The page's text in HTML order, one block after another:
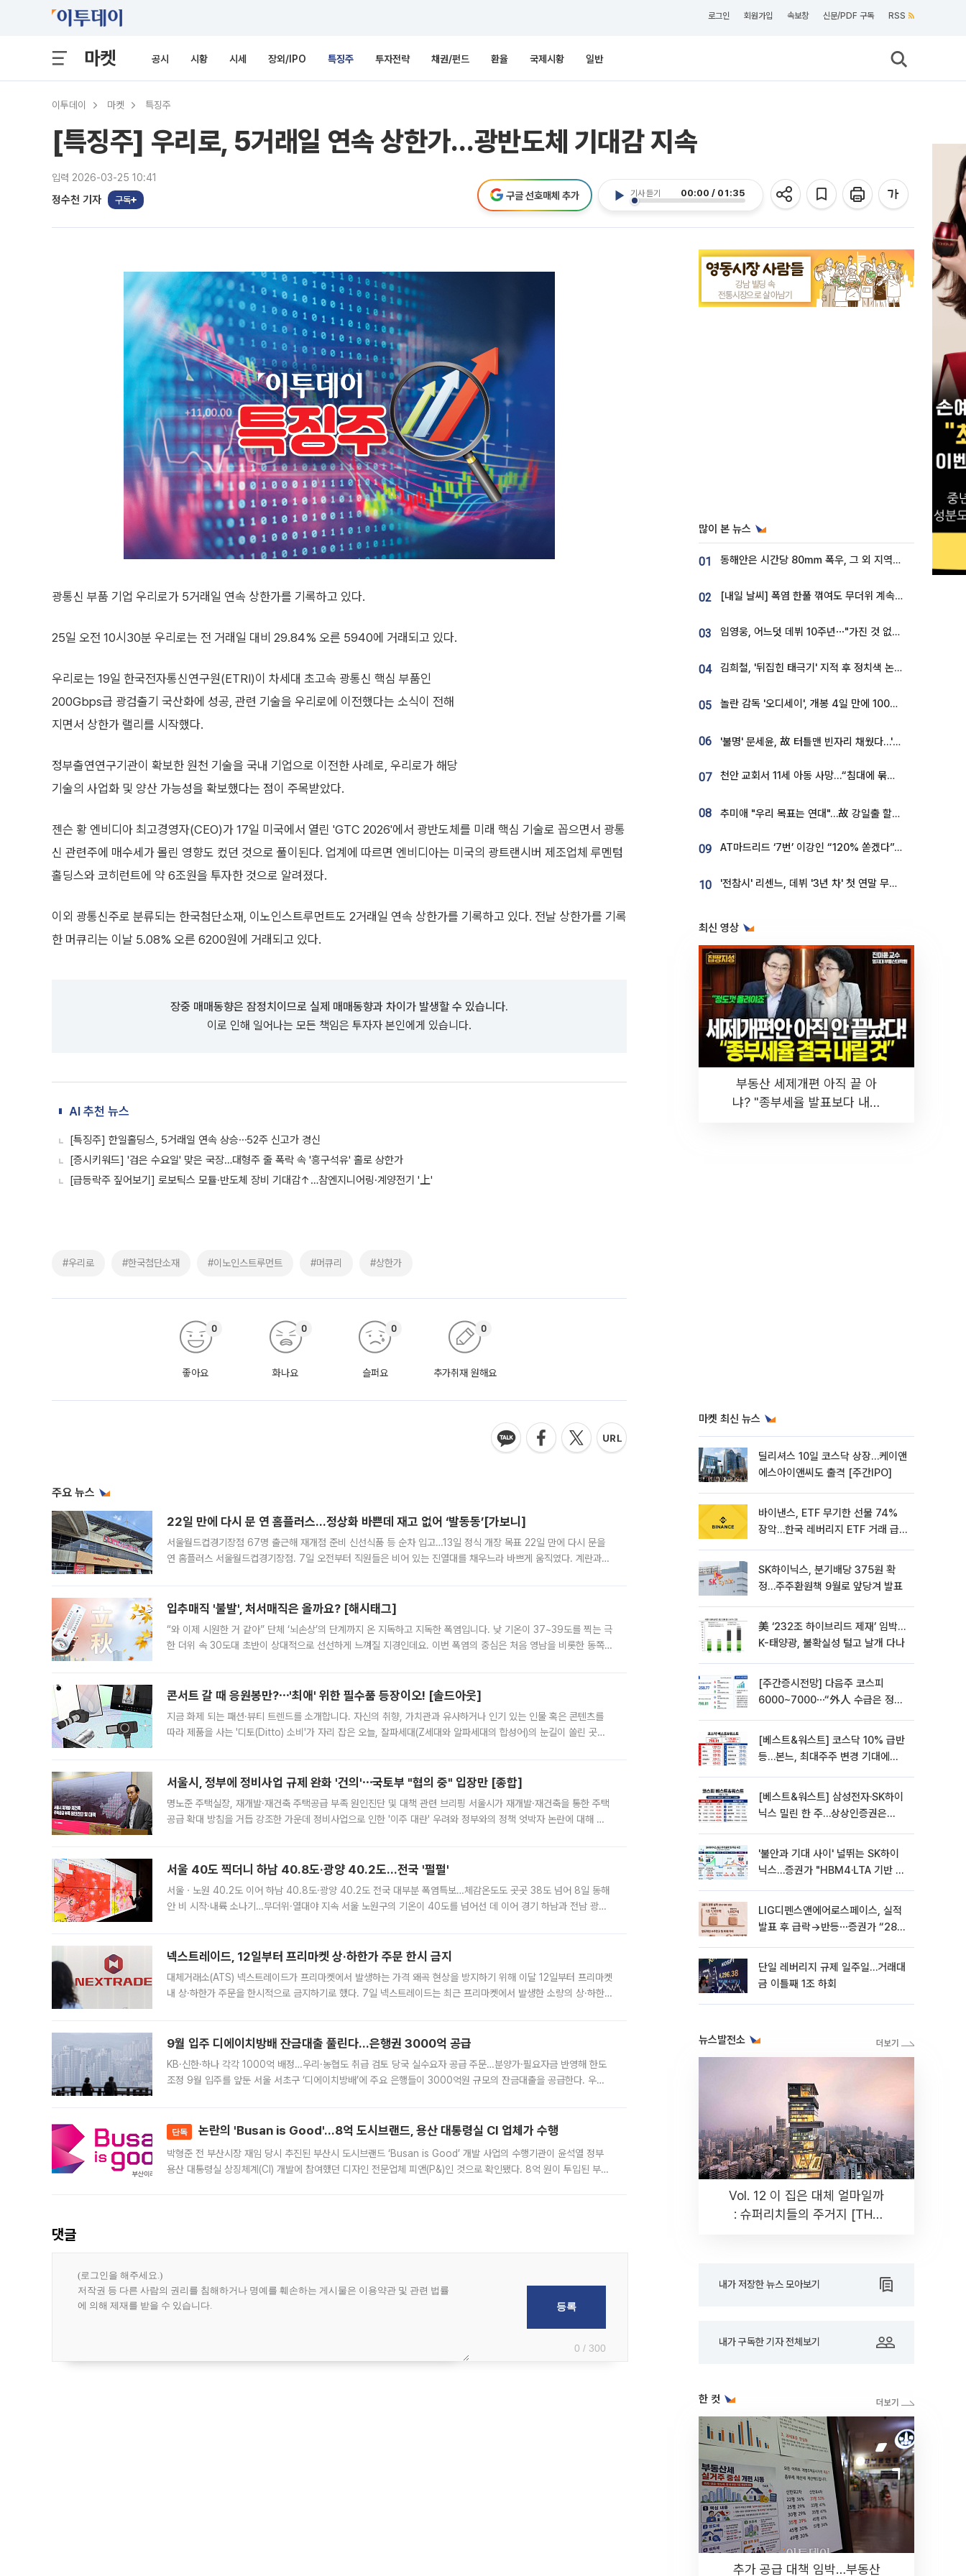
로그인 회원가입 속보창 신문/PDF 구독 RSS
마켓 공시 시황 시세 장외/IPO 특징주 투자전략 채권/펀드 환율 국제시황 일반
이투데이 마켓 특징주
[특징주] 우리로, 5거래일 연속 상한가…광반도체 기대감 지속
입력 2026-03-25 10:41
정수천 기자 구독
기사 듣기 00:00 / 01:35
구글 선호매체 추가
광통신 부품 기업 우리로가 5거래일 연속 상한가를 기록하고 있다.
25일 오전 10시30분 우리로는 전 거래일 대비 29.84% 오른 5940에 거래되고 있다.
우리로는 19일 한국전자통신연구원(ETRI)이 차세대 초고속 광통신 핵심 부품인
200Gbps급 광검출기 국산화에 성공, 관련 기술을 우리로에 이전했다는 소식이 전해
지면서 상한가 랠리를 시작했다.
정부출연연구기관이 확보한 원천 기술을 국내 기업으로 이전한 사례로, 우리로가 해당
기술의 사업화 및 양산 가능성을 확보했다는 점이 주목받았다.
젠슨 황 엔비디아 최고경영자(CEO)가 17일 미국에서 열린 'GTC 2026'에서 광반도체를 미래 핵심 기술로 꼽으면서 광통
신 관련주에 매수세가 몰린 영향도 컸던 것으로 풀이된다. 업계에 따르면 엔비디아는 미국의 광트랜시버 제조업체 루멘텀
홀딩스와 코히런트에 약 6조원을 투자한 것으로 알려졌다.
이외 광통신주로 분류되는 한국첨단소재, 이노인스트루먼트도 2거래일 연속 상한가를 기록하고 있다. 전날 상한가를 기록
한 머큐리는 이날 5.08% 오른 6200원에 거래되고 있다.
장중 매매동향은 잠정치이므로 실제 매매동향과 차이가 발생할 수 있습니다.
이로 인해 일어나는 모든 책임은 투자자 본인에게 있습니다.
AI 추천 뉴스
[특징주] 한일홀딩스, 5거래일 연속 상승⋯52주 신고가 경신
[증시키워드] '검은 수요일' 맞은 국장…대형주 줄 폭락 속 '흥구석유' 홀로 상한가
[급등락주 짚어보기] 로보틱스 모듈·반도체 장비 기대감↑…참엔지니어링·계양전기 '上'
#우리로 #한국첨단소재 #이노인스트루먼트 #머큐리 #상한가
좋아요
0
화나요
0
슬퍼요
0
추가취재 원해요
0
주요 뉴스
22일 만에 다시 문 연 홈플러스…정상화 바쁜데 재고 없어 ‘발동동’[가보니]
서울월드컵경기장점 67명 출근해 재개점 준비 신선식품 등 순차 입고…13일 정식 개장 목표 22일 만에 다시 문을
연 홈플러스 서울월드컵경기장점. 7일 오전부터 직원들은 비어 있는 진열대를 채우느라 바쁘게 움직였다. 계란과
입추매직 '불발', 처서매직은 올까요? [해시태그]
“와 이제 시원한 거 같아” 단체 ‘뇌손상’의 단계까지 온 지독하고 지독한 폭염입니다. 낮 기온이 37~39도를 찍는 극
한 더위 속 30도대 초반이 상대적으로 선선하게 느껴질 지경인데요. 이번 폭염의 중심은 처음 영남을 비롯한 동쪽
콘서트 갈 때 응원봉만?⋯'최애' 위한 필수품 등장이오! [솔드아웃]
지금 화제 되는 패션·뷰티 트렌드를 소개합니다. 자신의 취향, 가치관과 유사하거나 인기 있는 인물 혹은 콘텐츠를
따라 제품을 사는 '디토(Ditto) 소비'가 자리 잡은 오늘, 잘파세대(Z세대와 알파세대의 합성어)의 눈길이 쏠린 곳은
서울시, 정부에 정비사업 규제 완화 '건의'⋯국토부 "협의 중" 입장만 [종합]
명노준 주택실장, 재개발·재건축 주택공급 부족 원인진단 및 대책 관련 브리핑 서울시가 재개발·재건축을 통한 주택
공급 확대 방침을 거듭 강조한 가운데 정비사업으로 인한 '이주 대란' 우려와 정부와의 정책 엇박자 논란에 대해 정
서울 40도 찍더니 하남 40.8도·광양 40.2도…전국 '펄펄'
서울ㆍ노원 40.2도 이어 하남 40.8도·광양 40.2도 전국 대부분 폭염특보…체감온도도 곳곳 38도 넘어 8일 동해
안 비 시작·내륙 소나기…무더위·열대야 지속 서울 노원구의 기온이 40도를 넘어선 데 이어 경기 하남과 전남 광양
넥스트레이드, 12일부터 프리마켓 상·하한가 주문 한시 금지
대체거래소(ATS) 넥스트레이드가 프리마켓에서 발생하는 가격 왜곡 현상을 방지하기 위해 이달 12일부터 프리마켓
내 상·하한가 주문을 한시적으로 금지하기로 했다. 7일 넥스트레이드는 최근 프리마켓에서 발생한 소량의 상·하한
9월 입주 디에이치방배 잔금대출 풀린다…은행권 3000억 공급
KB·신한·하나 각각 1000억 배정…우리·농협도 취급 검토 당국 실수요자 공급 주문…분양가·필요자금 반영해 한도
조정 9월 입주를 앞둔 서울 서초구 ‘디에이치방배’에 주요 은행들이 3000억원 규모의 잔금대출을 공급한다. 우리
단독 논란의 'Busan is Good'…8억 도시브랜드, 용산 대통령실 CI 업체가 수행
박형준 전 부산시장 재임 당시 추진된 부산시 도시브랜드 ‘Busan is Good’ 개발 사업의 수행기관이 윤석열 정부
용산 대통령실 상징체계(CI) 개발에 참여했던 디자인 전문업체 피앤(P&)인 것으로 확인됐다. 8억 원이 투입된 부산
댓글
0 / 300
많이 본 뉴스
01 동해안은 시간당 80㎜ 폭우, 그 외 지역은 폭염…‘극과 극 날씨’
02 [내일 날씨] 폭염 한풀 꺾여도 무더위 계속⋯동해안 이틀 연속 비
03 임영웅, 어느덧 데뷔 10주년⋯"가진 것 없던 시절, 내 앞엔 20명의 팬뿐"
04 김희철, '뒤집힌 태극기' 지적 후 정치색 논란…"좌우 떠나 우리나라 국기"
05 놀란 감독 '오디세이', 개봉 4일 만에 100만 돌파⋯'왕사남' 보다 빠르다
06 '불명' 문세윤, 故 터틀맨 빈자리 채웠다…'거북이' 눈물의 최종 우승
07 천안 교회서 11세 아동 사망…“침대에 묶여 있었다” 진술 확보
08 추미애 "우리 목표는 연대"…故 강일출 할머니 흉상 제막
09 AT마드리드 ‘7번’ 이강인 “120% 쏟겠다”⋯시메오네 감독 “필요한 선수”
10 '전참시' 리센느, 데뷔 '3년 차' 첫 연말 무대 오른다⋯"그동안 섭외 안 와"
최신 영상
부동산 세제개편 아직 끝 아
냐? "종부세율 발표보다 내릴
마켓 최신 뉴스
딜리셔스 10일 코스닥 상장…케이앤
에스아이앤씨도 출격 [주간IPO]
바이낸스, ETF 무기한 선물 74%
장악…한국 레버리지 ETF 거래 급
SK하이닉스, 분기배당 375원 확
정…주주환원책 9월로 앞당겨 발표
美 ‘232조 하이브리드 제재’ 임박…
K-태양광, 불확실성 털고 날개 다나
[주간증시전망] 다음주 코스피
6000~7000⋯“外人 수급은 정책
[베스트&워스트] 코스닥 10% 급반
등…본느, 최대주주 변경 기대에
[베스트&워스트] 삼성전자·SK하이
닉스 밀린 한 주…상상인증권은
'불안과 기대 사이' 널뛰는 SK하이
닉스…증권가 "HBM4·LTA 기반 펀
LIG디펜스앤에어로스페이스, 실적
발표 후 급락→반등⋯증권가 “28년
단일 레버리지 규제 일주일…거래대
금 이틀째 1조 하회
뉴스발전소
Vol. 12 이 집은 대체 얼마일까
: 슈퍼리치들의 주거지 [THE
내가 저장한 뉴스 모아보기
내가 구독한 기자 전체보기
한 컷
추가 공급 대책 임박…부동산